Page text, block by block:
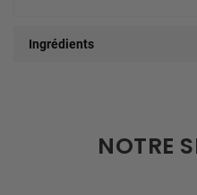
Ingrédients
NOTRE